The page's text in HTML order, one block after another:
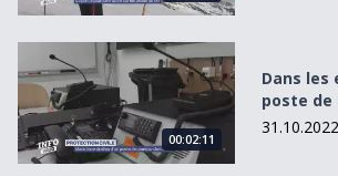
Dans les entrailles d&#039;un poste
00:02:11
Dans les
poste de
31.10.2022